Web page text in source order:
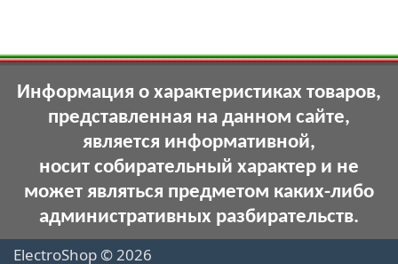
Информация о характеристиках товаров,
представленная на данном сайте,
является информативной,
носит собирательный характер и не
может являться предметом каких-либо
административных разбирательств.
ElectroShop © 2026